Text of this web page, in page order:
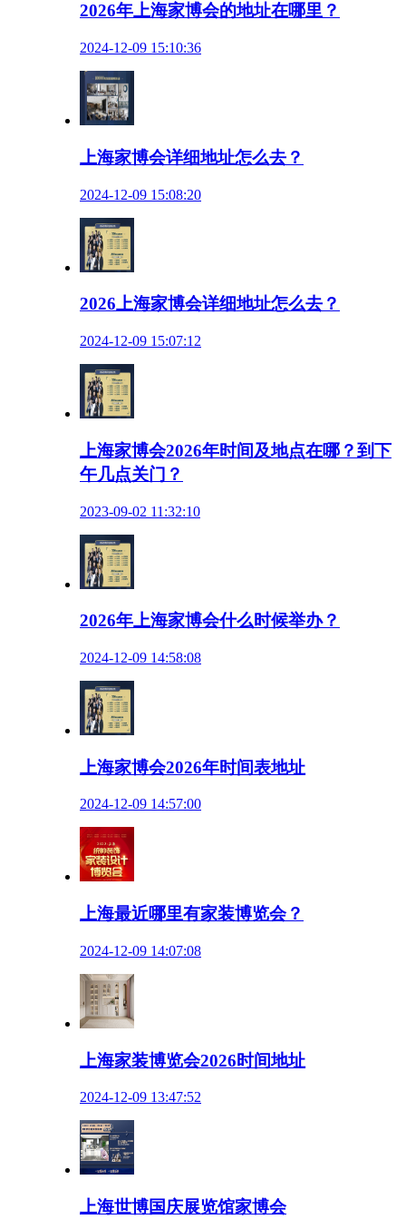
2026年上海家博会的地址在哪里？
2024-12-09 15:10:36
上海家博会详细地址怎么去？
2024-12-09 15:08:20
2026上海家博会详细地址怎么去？
2024-12-09 15:07:12
上海家博会2026年时间及地点在哪？到下
午几点关门？
2023-09-02 11:32:10
2026年上海家博会什么时候举办？
2024-12-09 14:58:08
上海家博会2026年时间表地址
2024-12-09 14:57:00
上海最近哪里有家装博览会？
2024-12-09 14:07:08
上海家装博览会2026时间地址
2024-12-09 13:47:52
上海世博国庆展览馆家博会